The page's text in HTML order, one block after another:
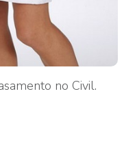
no Civil.